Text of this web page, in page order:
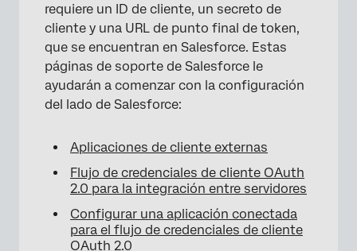
requiere un ID de cliente, un secreto de
cliente y una URL de punto final de token,
que se encuentran en Salesforce. Estas
páginas de soporte de Salesforce le
ayudarán a comenzar con la configuración
del lado de Salesforce:
Aplicaciones de cliente externas
Flujo de credenciales de cliente OAuth
2.0 para la integración entre servidores
Configurar una aplicación conectada
para el flujo de credenciales de cliente
OAuth 2.0